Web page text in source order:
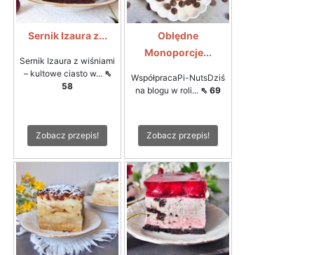
Sernik Izaura z...
Sernik Izaura z wiśniami
– kultowe ciasto w... ⇖
58
Zobacz przepis!
Obłędne
Monoporcje...
WspółpracaPi-NutsDziś
na blogu w roli... ⇖ 69
Zobacz przepis!